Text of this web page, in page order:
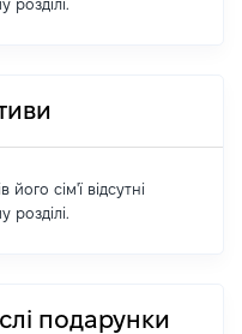
розділі.
сім'ї відсутні
розділі.
подарунки